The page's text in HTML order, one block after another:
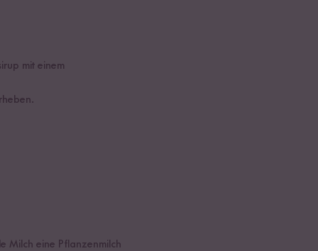
mit einem
Milch eine Pflanzenmilch